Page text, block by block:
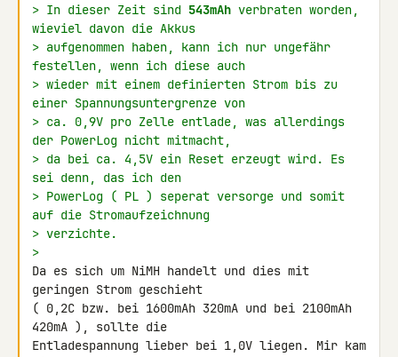
> In dieser Zeit sind 543mAh verbraten worden,
wieviel davon die Akkus
> aufgenommen haben, kann ich nur ungefähr
festellen, wenn ich diese auch
> wieder mit einem definierten Strom bis zu
einer Spannungsuntergrenze von
> ca. 0,9V pro Zelle entlade, was allerdings
der PowerLog nicht mitmacht,
> da bei ca. 4,5V ein Reset erzeugt wird. Es
sei denn, das ich den
> PowerLog ( PL ) seperat versorge und somit
auf die Stromaufzeichnung
> verzichte.
>
Da es sich um NiMH handelt und dies mit
geringen Strom geschieht
( 0,2C bzw. bei 1600mAh 320mA und bei 2100mAh
420mA ), sollte die
Entladespannung lieber bei 1,0V liegen. Mir kam